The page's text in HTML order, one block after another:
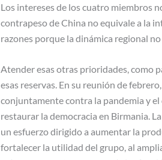
Los intereses de los cuatro miembros
contrapeso de China no equivale a la
razones porque la dinámica regional
Atender esas otras prioridades, como
esas reservas. En su reunión de
conjuntamente contra la pandemia y
restaurar la democracia en Birmania.
un esfuerzo dirigido a aumentar la
fortalecer la utilidad del grupo, al